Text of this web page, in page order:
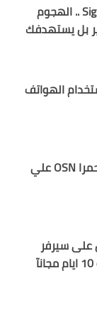
تحذير لمستخدمي Signal .. الهجوم
بل يستهدفك
الهواتف
جميع ترددات الباقه الحمرا OSN علي
سيرفر